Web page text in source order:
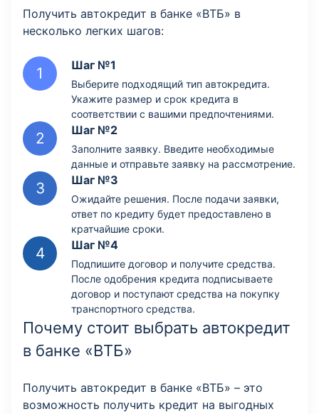
Получить автокредит в банке «ВТБ» в
несколько легких шагов:
Шаг №1
Выберите подходящий тип автокредита.
Укажите размер и срок кредита в
соответствии с вашими предпочтениями.
Шаг №2
Заполните заявку. Введите необходимые
данные и отправьте заявку на рассмотрение.
Шаг №3
Ожидайте решения. После подачи заявки,
ответ по кредиту будет предоставлено в
кратчайшие сроки.
Шаг №4
Подпишите договор и получите средства.
После одобрения кредита подписываете
договор и поступают средства на покупку
транспортного средства.
Почему стоит выбрать автокредит
в банке «ВТБ»
Получить автокредит в банке «ВТБ» – это
возможность получить кредит на выгодных